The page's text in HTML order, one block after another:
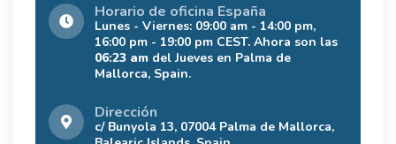
Horario de oficina España
Lunes - Viernes: 09:00 am - 14:00 pm,
16:00 pm - 19:00 pm CEST. Ahora son las
06:23 am del Jueves en Palma de
Mallorca, Spain.
Dirección
c/ Bunyola 13, 07004 Palma de Mallorca,